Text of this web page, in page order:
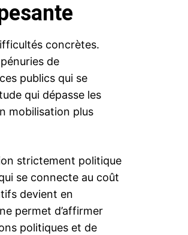
concrètes.
de
publics qui se
qui dépasse les
mobilisation plus
strictement politique
se connecte au coût
devient en
permet d’affirmer
politiques et de